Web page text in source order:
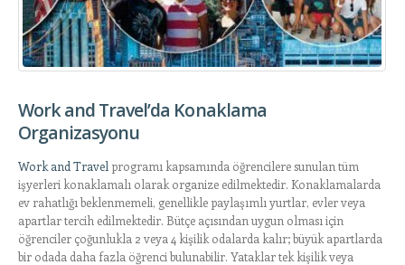
Work and Travel’da Konaklama
Organizasyonu
Work and Travel programı kapsamında öğrencilere sunulan tüm
işyerleri konaklamalı olarak organize edilmektedir. Konaklamalarda
ev rahatlığı beklenmemeli, genellikle paylaşımlı yurtlar, evler veya
apartlar tercih edilmektedir. Bütçe açısından uygun olması için
öğrenciler çoğunlukla 2 veya 4 kişilik odalarda kalır; büyük apartlarda
bir odada daha fazla öğrenci bulunabilir. Yataklar tek kişilik veya